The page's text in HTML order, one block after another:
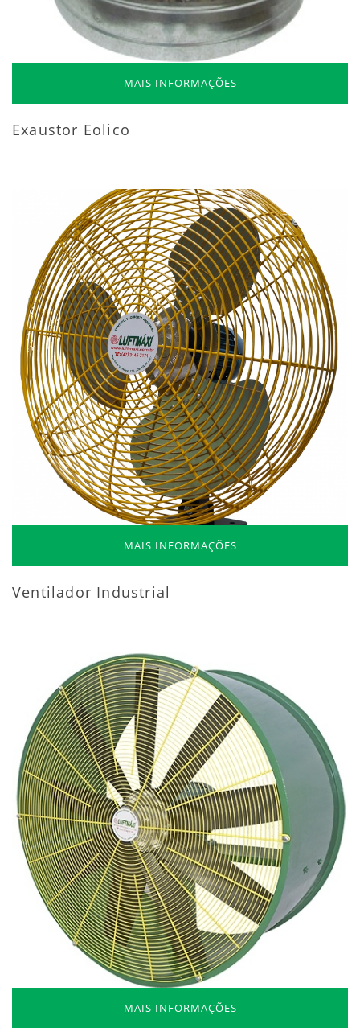
MAIS INFORMAÇÕES
Exaustor Eolico
MAIS INFORMAÇÕES
Ventilador Industrial
MAIS INFORMAÇÕES